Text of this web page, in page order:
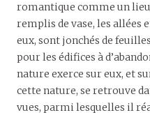
romantique comme un
remplis de vase, les allées
eux, sont jonchés de
pour les édifices à
nature exerce sur eux, et
cette nature, se retrouve
vues, parmi lesquelles il